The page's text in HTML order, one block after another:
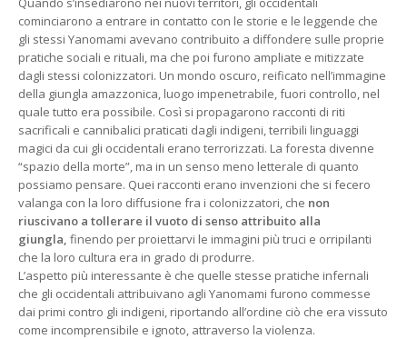
cominciarono a entrare in contatto con le storie e le leggende che
gli stessi Yanomami avevano contribuito a diffondere sulle proprie
pratiche sociali e rituali, ma che poi furono ampliate e mitizzate
dagli stessi colonizzatori. Un mondo oscuro, reificato nell’immagine
della giungla amazzonica, luogo impenetrabile, fuori controllo, nel
quale tutto era possibile. Così si propagarono racconti di riti
sacrificali e cannibalici praticati dagli indigeni, terribili linguaggi
magici da cui gli occidentali erano terrorizzati. La foresta divenne
“spazio della morte”, ma in un senso meno letterale di quanto
possiamo pensare. Quei racconti erano invenzioni che si fecero
valanga con la loro diffusione fra i colonizzatori, che non
riuscivano a tollerare il vuoto di senso attribuito alla
giungla, finendo per proiettarvi le immagini più truci e orripilanti
che la loro cultura era in grado di produrre.
L’aspetto più interessante è che quelle stesse pratiche infernali
che gli occidentali attribuivano agli Yanomami furono commesse
dai primi contro gli indigeni, riportando all’ordine ciò che era vissuto
come incomprensibile e ignoto, attraverso la violenza.